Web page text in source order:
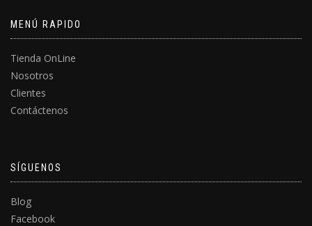
MENÚ RAPIDO
Tienda OnLine
Nosotros
Clientes
Contáctenos
SÍGUENOS
Blog
Facebook